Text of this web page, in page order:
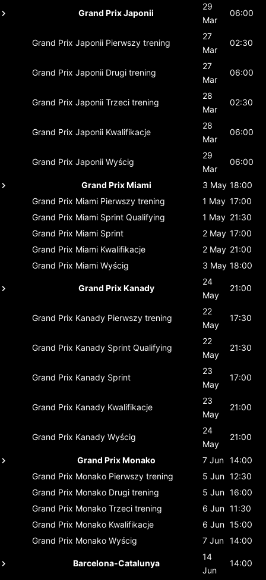
Grand Prix Japonii
29
Mar
06:00
Grand Prix Japonii Pierwszy trening
27
Mar
02:30
Grand Prix Japonii Drugi trening
27
Mar
06:00
Grand Prix Japonii Trzeci trening
28
Mar
02:30
Grand Prix Japonii Kwalifikacje
28
Mar
06:00
Grand Prix Japonii Wyścig
29
Mar
06:00
Grand Prix Miami 3 May 18:00
Grand Prix Miami Pierwszy trening 1 May 17:00
Grand Prix Miami Sprint Qualifying 1 May 21:30
Grand Prix Miami Sprint 2 May 17:00
Grand Prix Miami Kwalifikacje 2 May 21:00
Grand Prix Miami Wyścig 3 May 18:00
Grand Prix Kanady
24
May
21:00
Grand Prix Kanady Pierwszy trening
22
May
17:30
Grand Prix Kanady Sprint Qualifying
22
May
21:30
Grand Prix Kanady Sprint
23
May
17:00
Grand Prix Kanady Kwalifikacje
23
May
21:00
Grand Prix Kanady Wyścig
24
May
21:00
Grand Prix Monako 7 Jun 14:00
Grand Prix Monako Pierwszy trening 5 Jun 12:30
Grand Prix Monako Drugi trening 5 Jun 16:00
Grand Prix Monako Trzeci trening 6 Jun 11:30
Grand Prix Monako Kwalifikacje 6 Jun 15:00
Grand Prix Monako Wyścig 7 Jun 14:00
Barcelona-Catalunya
14
Jun
14:00